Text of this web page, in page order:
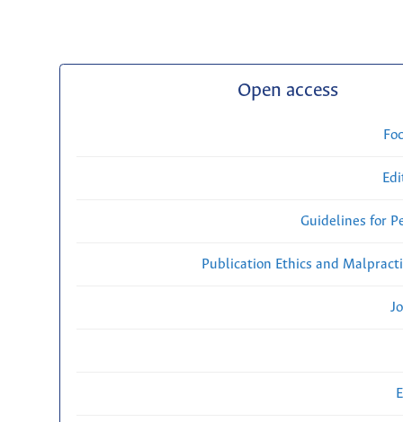
Open access
Guidelines for
Publication Ethics and